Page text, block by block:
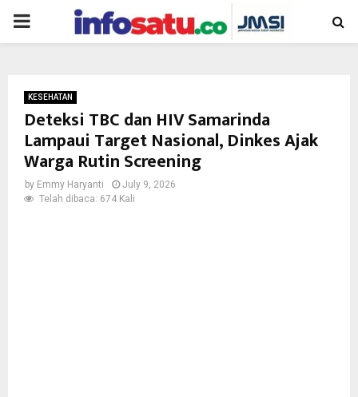
PRIMARY
KESEHATAN
Deteksi TBC dan HIV Samarinda
Lampaui Target Nasional, Dinkes Ajak
Warga Rutin Screening
by Emmy Haryanti
July 9, 2026
Telah dibaca: 674 Kali